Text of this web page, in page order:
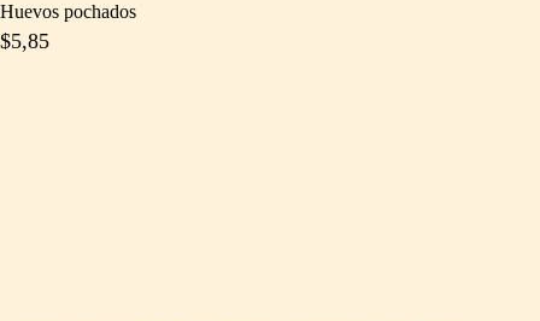
Huevos pochados
$5,85